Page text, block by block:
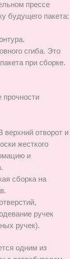
прессе
будущего пакета:
сгиба. Это
при сборке.
верхний отворот и
жесткого
и
сборка на
ручек
ручек).
одним из